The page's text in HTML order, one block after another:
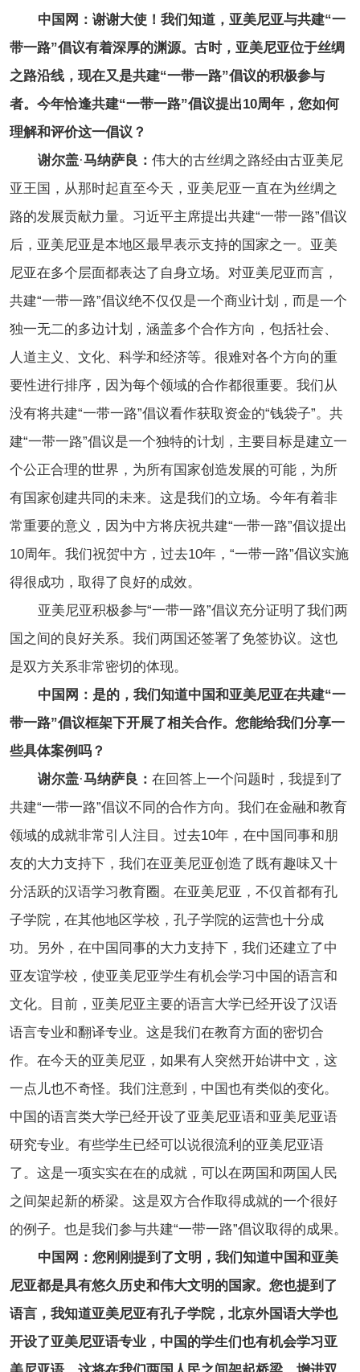
中国网：谢谢大使！我们知道，亚美尼亚与共建“一
带一路”倡议有着深厚的渊源。古时，亚美尼亚位于丝绸
之路沿线，现在又是共建“一带一路”倡议的积极参与
者。今年恰逢共建“一带一路”倡议提出10周年，您如何
理解和评价这一倡议？
谢尔盖·马纳萨良： 伟大的古丝绸之路经由古亚美尼
亚王国，从那时起直至今天，亚美尼亚一直在为丝绸之
路的发展贡献力量。习近平主席提出共建“一带一路”倡议
后，亚美尼亚是本地区最早表示支持的国家之一。亚美
尼亚在多个层面都表达了自身立场。对亚美尼亚而言，
共建“一带一路”倡议绝不仅仅是一个商业计划，而是一个
独一无二的多边计划，涵盖多个合作方向，包括社会、
人道主义、文化、科学和经济等。很难对各个方向的重
要性进行排序，因为每个领域的合作都很重要。我们从
没有将共建“一带一路”倡议看作获取资金的“钱袋子”。共
建“一带一路”倡议是一个独特的计划，主要目标是建立一
个公正合理的世界，为所有国家创造发展的可能，为所
有国家创建共同的未来。这是我们的立场。今年有着非
常重要的意义，因为中方将庆祝共建“一带一路”倡议提出
10周年。我们祝贺中方，过去10年，“一带一路”倡议实施
得很成功，取得了良好的成效。
亚美尼亚积极参与“一带一路”倡议充分证明了我们两
国之间的良好关系。我们两国还签署了免签协议。这也
是双方关系非常密切的体现。
中国网：是的，我们知道中国和亚美尼亚在共建“一
带一路”倡议框架下开展了相关合作。您能给我们分享一
些具体案例吗？
谢尔盖·马纳萨良： 在回答上一个问题时，我提到了
共建“一带一路”倡议不同的合作方向。我们在金融和教育
领域的成就非常引人注目。过去10年，在中国同事和朋
友的大力支持下，我们在亚美尼亚创造了既有趣味又十
分活跃的汉语学习教育圈。在亚美尼亚，不仅首都有孔
子学院，在其他地区学校，孔子学院的运营也十分成
功。另外，在中国同事的大力支持下，我们还建立了中
亚友谊学校，使亚美尼亚学生有机会学习中国的语言和
文化。目前，亚美尼亚主要的语言大学已经开设了汉语
语言专业和翻译专业。这是我们在教育方面的密切合
作。在今天的亚美尼亚，如果有人突然开始讲中文，这
一点儿也不奇怪。我们注意到，中国也有类似的变化。
中国的语言类大学已经开设了亚美尼亚语和亚美尼亚语
研究专业。有些学生已经可以说很流利的亚美尼亚语
了。这是一项实实在在的成就，可以在两国和两国人民
之间架起新的桥梁。这是双方合作取得成就的一个很好
的例子。也是我们参与共建“一带一路”倡议取得的成果。
中国网：您刚刚提到了文明，我们知道中国和亚美
尼亚都是具有悠久历史和伟大文明的国家。您也提到了
语言，我知道亚美尼亚有孔子学院，北京外国语大学也
开设了亚美尼亚语专业，中国的学生们也有机会学习亚